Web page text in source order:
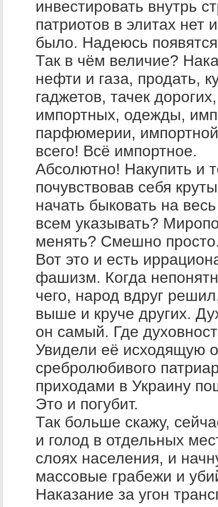
инвестировать внутрь
патриотов в элитах нет
было. Надеюсь
Так в чём величие?
нефти и газа, продать,
гаджетов, тачек дорогих,
импортных, одежды,
парфюмерии,
всего! Всё импортное.
Абсолютно! Накупить и
почувствовав себя
начать быковать на
всем указывать?
менять? Смешно
Вот это и есть
фашизм. Когда
чего, народ вдруг
выше и круче других.
он самый. Где
Увидели её исходящую
сребролюбивого
приходами в Украину
Это и погубит.
Так больше скажу,
и голод в отдельных
слоях населения, и
массовые грабежи и
Наказание за угон